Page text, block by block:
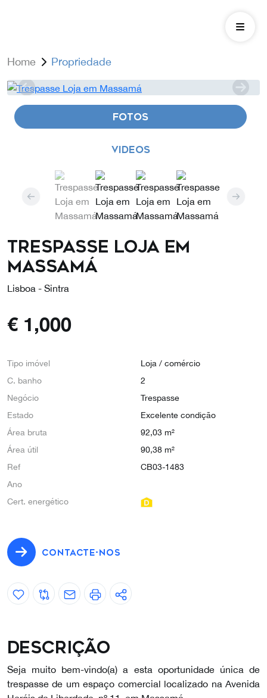
Home Propriedade
FOTOS
VIDEOS
Trespasse Loja em
Massamá
Lisboa - Sintra
€ 1,000
Tipo imóvel
Loja / comércio
C. banho
2
Negócio
Trespasse
Estado
Excelente condição
Área bruta
92,03 m²
Área útil
90,38 m²
Ref
CB03-1483
Ano
Cert. energético
CONTACTE-NOS
Descrição
Seja muito bem-vindo(a) a esta oportunidade única de
trespasse de um espaço comercial localizado na Avenida